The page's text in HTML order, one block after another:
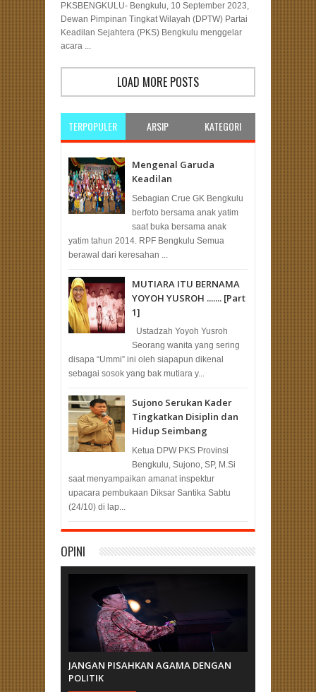
PKSBENGKULU- Bengkulu, 10 September 2023,
Dewan Pimpinan Tingkat Wilayah (DPTW) Partai
Keadilan Sejahtera (PKS) Bengkulu menggelar
acara ...
LOAD MORE POSTS
TERPOPULER ARSIP KATEGORI
Mengenal Garuda
Keadilan
Sebagian Crue GK Bengkulu
berfoto bersama anak yatim
saat buka bersama anak
yatim tahun 2014. RPF Bengkulu Semua
berawal dari keresahan ...
MUTIARA ITU BERNAMA
YOYOH YUSROH ....... [Part
1]
Ustadzah Yoyoh Yusroh
Seorang wanita yang sering
disapa “Ummi” ini oleh siapapun dikenal
sebagai sosok yang bak mutiara y...
Sujono Serukan Kader
Tingkatkan Disiplin dan
Hidup Seimbang
Ketua DPW PKS Provinsi
Bengkulu, Sujono, SP, M.Si
saat menyampaikan amanat inspektur
upacara pembukaan Diksar Santika Sabtu
(24/10) di lap...
OPINI
JANGAN PISAHKAN AGAMA DENGAN
POLITIK